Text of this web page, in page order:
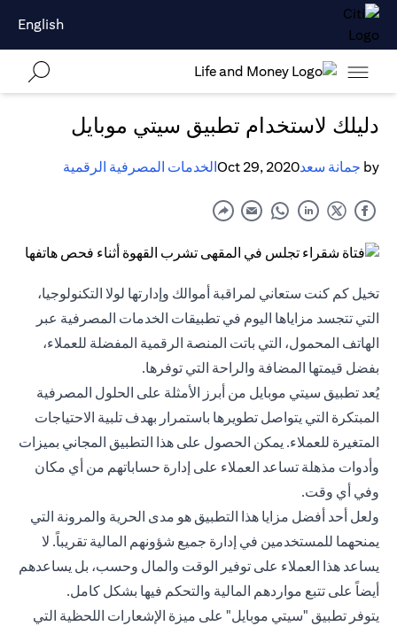
English
دليلك لاستخدام تطبيق سيتي موبايل
by جمانة سعدOct 29, 2020الخدمات المصرفية الرقمية
تخيل كم كنت ستعاني لمراقبة أموالك وإدارتها لولا التكنولوجيا،
التي تتجسد مزاياها اليوم في تطبيقات الخدمات المصرفية عبر
الهاتف المحمول، التي باتت المنصة الرقمية المفضلة للعملاء،
بفضل قيمتها المضافة والراحة التي توفرها.
يُعد تطبيق سيتي موبايل من أبرز الأمثلة على الحلول المصرفية
المبتكرة التي يتواصل تطويرها باستمرار بهدف تلبية الاحتياجات
المتغيرة للعملاء. يمكن الحصول على هذا التطبيق المجاني بميزات
وأدوات مذهلة تساعد العملاء على إدارة حساباتهم من أي مكان
وفي أي وقت.
ولعل أحد أفضل مزايا هذا التطبيق هو مدى الحرية والمرونة التي
يمنحهما للمستخدمين في إدارة جميع شؤونهم المالية تقريباً. لا
يساعد هذا العملاء على توفير الوقت والمال وحسب، بل يساعدهم
أيضاً على تتبع مواردهم المالية والتحكم فيها بشكل كامل.
يتوفر تطبيق "سيتي موبايل" على ميزة الإشعارات اللحظية التي